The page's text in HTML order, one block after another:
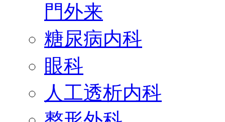
門外来
糖尿病内科
眼科
人工透析内科